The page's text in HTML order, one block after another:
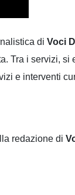
di Voci
Tra i servizi, si
e interventi
redazione di